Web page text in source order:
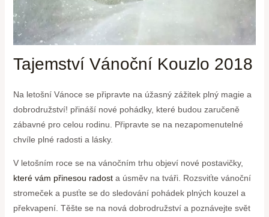
Tajemství Vánoční Kouzlo 2018
Na letošní Vánoce se připravte na úžasný zážitek plný magie a
dobrodružství! přináší nové pohádky, které budou zaručeně
zábavné pro celou rodinu. Připravte se na nezapomenutelné
chvíle plné radosti a lásky.
V letošním roce se na vánočním trhu objeví nové postavičky,
které vám přinesou radosta úsměv na tváři. Rozsviťte vánoční
stromeček a pusťte se do sledování pohádek plných kouzel a
překvapení. Těšte se na nová dobrodružství a poznávejte svět